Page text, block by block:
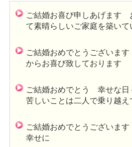
ご結婚お喜び申しあげます
て素晴らしいご家庭を築いて
ご結婚おめでとうございま
からお喜び致しております
ご結婚おめでとう 幸せな
苦しいことは二人で乗り越え
ご結婚おめでとうございま
幸せに